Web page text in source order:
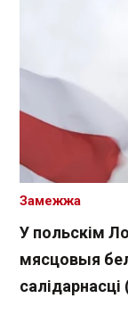
У польскім
мясцовыя
салідарнасці
Замежжа